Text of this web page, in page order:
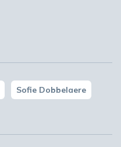
Sofie Dobbelaere